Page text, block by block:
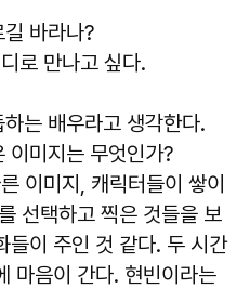
바라나?
로 만나고 싶다.
는 배우라고 생각한다.
이미지는 무엇인가?
이미지, 캐릭터들이 쌓이
선택하고 찍은 것들을 보
들이 주인 것 같다. 두 시간
마음이 간다. 현빈이라는